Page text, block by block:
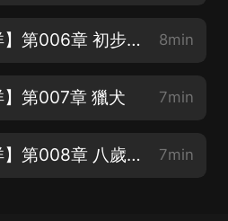
【第1卷：環太平洋】第006章 初步建立合作關系 8min
】第007章 獵犬 7min
【第1卷：環太平洋】第008章 八歲習武 是個人才【搜索：男人禁地】 7min